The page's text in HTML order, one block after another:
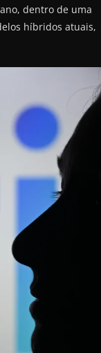
dentro de uma
híbridos atuais,